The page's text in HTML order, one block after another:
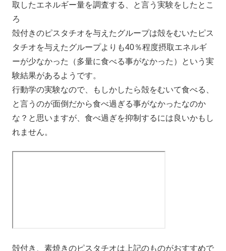
取したエネルギー量を調査する、と言う実験をしたとこ
ろ
殻付きのピスタチオを与えたグループは殻をむいたピス
タチオを与えたグループよりも40％程度摂取エネルギ
ーが少なかった（多量に食べる事がなかった）という実
験結果があるようです。
行動学の実験なので、もしかしたら殻をむいて食べる、
と言うのが面倒だから食べ過ぎる事がなかったなのか
な？と思いますが、食べ過ぎを抑制するには良いかもし
れません。
殻付き、素焼きのピスタチオは上記のものがおすすめで